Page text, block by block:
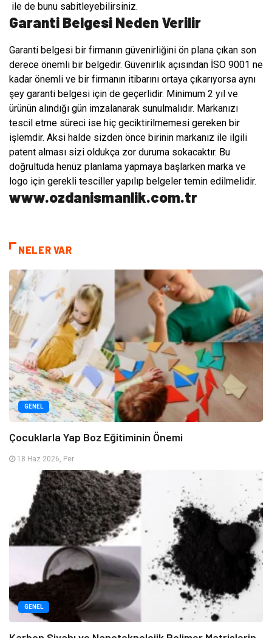
ile de bunu sabitleyebilirsiniz.
Garanti Belgesi Neden Verilir
Garanti belgesi bir firmanın güvenirliğini ön plana çıkan son
derece önemli bir belgedir. Güvenirlik açısından İSO 9001 ne
kadar önemli ve bir firmanın itibarını ortaya çıkarıyorsa aynı
şey garanti belgesi için de geçerlidir. Minimum 2 yıl ve
ürünün alındığı gün imzalanarak sunulmalıdır. Markanızı
tescil etme süreci ise hiç geciktirilmemesi gereken bir
işlemdir. Aksi halde sizden önce birinin markanız ile ilgili
patent alması sizi oldukça zor duruma sokacaktır. Bu
doğrultuda henüz planlama yapmaya başlarken marka ve
logo için gerekli tesciller yapılıp belgeler temin edilmelidir.
www.ozdanismanlik.com.tr
NELER VAR
GENEL
Çocuklarla Yap Boz Eğitiminin Önemi
18 Haz 2026, Per
GENEL